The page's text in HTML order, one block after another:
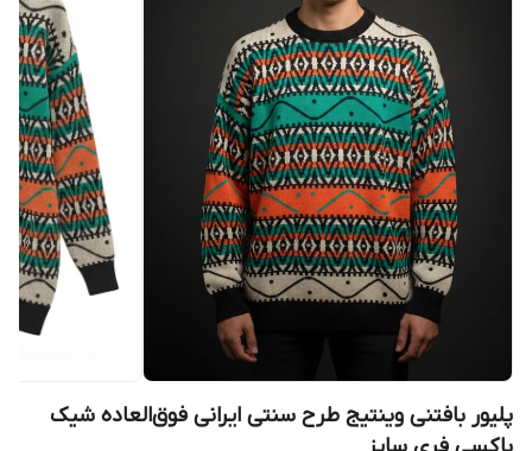
پلیور بافتنی وینتیج طرح سنتی ایرانی فوق‌العاده شیک